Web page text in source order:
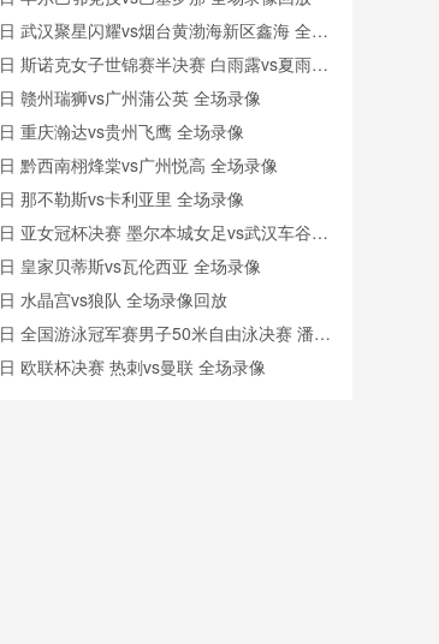
武汉聚星闪耀vs烟台黄渤海新区鑫海 全场
斯诺克女子世锦赛半决赛 白雨露vs夏雨滢
回放
赣州瑞狮vs广州蒲公英 全场录像
重庆瀚达vs贵州飞鹰 全场录像
黔西南栩烽棠vs广州悦高 全场录像
那不勒斯vs卡利亚里 全场录像
亚女冠杯决赛 墨尔本城女足vs武汉车谷江
场录像回放
皇家贝蒂斯vs瓦伦西亚 全场录像
水晶宫vs狼队 全场录像回放
全国游泳冠军赛男子50米自由泳决赛 潘展
像回放
欧联杯决赛 热刺vs曼联 全场录像